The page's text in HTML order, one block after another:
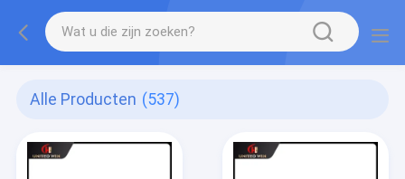
Alle Producten (537)